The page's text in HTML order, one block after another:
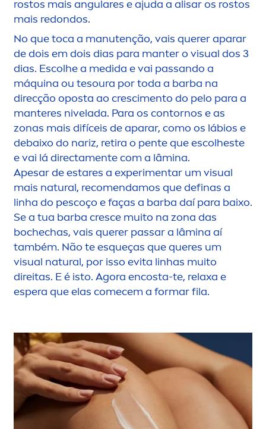
rostos mais angulares e ajuda a alisar os rostos
mais redondos.
No que toca a manutenção, vais querer aparar
de dois em dois dias para manter o visual dos 3
dias. Escolhe a medida e vai passando a
máquina ou tesoura por toda a barba na
direcção oposta ao crescimento do pelo para a
manteres nivelada. Para os contornos e as
zonas mais difíceis de aparar, como os lábios e
debaixo do nariz, retira o pente que escolheste
e vai lá directamente com a lâmina.
Apesar de estares a experimentar um visual
mais natural, recomendamos que definas a
linha do pescoço e faças a barba daí para baixo.
Se a tua barba cresce muito na zona das
bochechas, vais querer passar a lâmina aí
também. Não te esqueças que queres um
visual natural, por isso evita linhas muito
direitas. E é isto. Agora encosta-te, relaxa e
espera que elas comecem a formar fila.